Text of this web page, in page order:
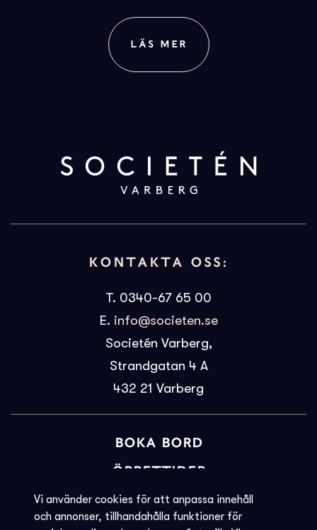
Vi använder cookies för att anpassa innehåll
och annonser, tillhandahålla funktioner för
LÄS MER
KONTAKTA OSS:
T. 0340-67 65 00
E. info@societen.se
Societén Varberg,
Strandgatan 4 A
432 21 Varberg
BOKA BORD
ÖPPETTIDER
BILJETTINFORMATION